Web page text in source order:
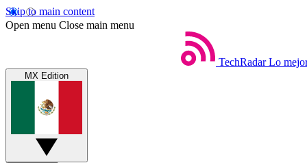
Skip to main content
Open menu Close main menu
TechRadar Lo
MX Edition